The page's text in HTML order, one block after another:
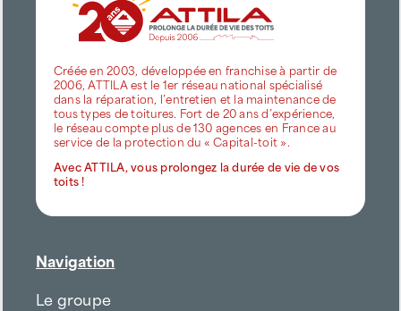
Créée en 2003, développée en franchise à partir de
2006, ATTILA est le 1er réseau national spécialisé
dans la réparation, l’entretien et la maintenance de
tous types de toitures. Fort de 20 ans d’expérience,
le réseau compte plus de 130 agences en France au
service de la protection du « Capital-toit ».
Avec ATTILA, vous prolongez la durée de vie de vos
toits !
Navigation
Le groupe